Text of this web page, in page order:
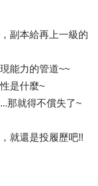
副本給再上一級的
能力的管道~~
是什麼~
那就得不償失了~
就還是投履歷吧!!